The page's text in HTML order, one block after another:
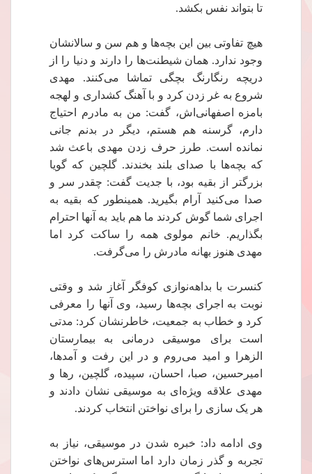
تا بتواند نفس بکشد.
هیچ تفاوتی بین این بچه‌ها و هم سن و سالانشان
وجود ندارد. همان شیطنت‌ها را دارند و دنیا را از
دریچه رنگارنگ بچگی تماشا می‌کنند. مهدی
شروع به غر زدن کرد و با آهنگ کشداری و لهجه
بامزه اصفهانی‌اش، گفت: من به مادرم احتیاج
دارم، گرسنه هم هستم، دیگر در بدنم جانی
نمانده است. طرز حرف زدن مهدی باعث شد
که بچه‌ها با صدای بلند بخندند. گلچین که گویا
بزرگتر از بقیه بود، با جدیت گفت: چقدر سر و
صدا می‌کنید آرام بگیرید. همینطور که بقیه به
اجرای شما گوش کردند ما هم باید به آنها احترام
بگذاریم. خانم مولوی همه را ساکت کرد اما
مهدی هنوز بهانه مادرش را می‌گرفت.
کنسرت با بداهه‌نوازی کوفگر آغاز شد و وقتی
نوبت به اجرای بچه‌ها رسید، وی آنها را معرفی
کرد و خطاب به جمعیت، خاطرنشان کرد: مدتی
است برای موسیقی درمانی به بیمارستان
الزهرا و امید ‌می‌روم و در این رفت و آمدها،
امیرحسین، صبا، احسان، سپیده، گلچین، رها و
مهدی علاقه ویژه‌ای به موسیقی نشان دادند و
هر یک سازی را برای نواختن انتخاب کردند.
وی ادامه داد: خبره شدن در موسیقی، نیاز به
تجربه و گذر زمان دارد اما استرس‌های نواختن